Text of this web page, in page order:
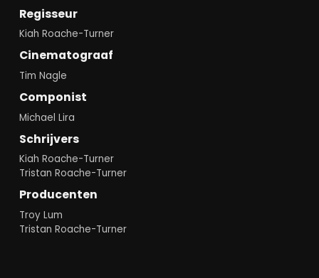
Regisseur
Kiah Roache-Turner
Cinematograaf
Tim Nagle
Componist
Michael Lira
Schrijvers
Kiah Roache-Turner
Tristan Roache-Turner
Producenten
Troy Lum
Tristan Roache-Turner